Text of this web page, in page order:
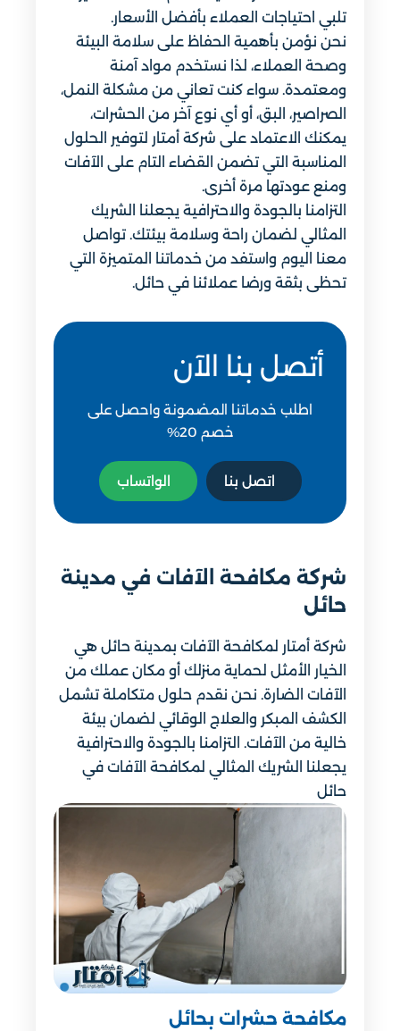
تلبي احتياجات العملاء بأفضل الأسعار.
نحن نؤمن بأهمية الحفاظ على سلامة البيئة
وصحة العملاء، لذا نستخدم مواد آمنة
ومعتمدة. سواء كنت تعاني من مشكلة النمل،
الصراصير، البق، أو أي نوع آخر من الحشرات،
يمكنك الاعتماد على شركة أمتار لتوفير الحلول
المناسبة التي تضمن القضاء التام على الآفات
ومنع عودتها مرة أخرى.
التزامنا بالجودة والاحترافية يجعلنا الشريك
المثالي لضمان راحة وسلامة بيئتك. تواصل
معنا اليوم واستفد من خدماتنا المتميزة التي
تحظى بثقة ورضا عملائنا في حائل.
أتصل بنا الآن
اطلب خدماتنا المضمونة واحصل على
خصم 20%
اتصل بنا الواتساب
شركة مكافحة الآفات في مدينة
حائل
شركة أمتار لمكافحة الآفات بمدينة حائل هي
الخيار الأمثل لحماية منزلك أو مكان عملك من
الآفات الضارة. نحن نقدم حلول متكاملة تشمل
الكشف المبكر والعلاج الوقائي لضمان بيئة
خالية من الآفات. التزامنا بالجودة والاحترافية
يجعلنا الشريك المثالي لمكافحة الآفات في
حائل
مكافحة حشرات بحائل